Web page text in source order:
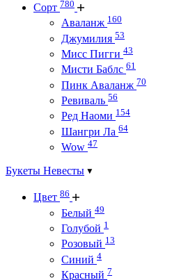
Сорт 780
Аваланж 160
Джумилия 53
Мисс Пигги 43
Мисти Баблс 61
Пинк Аваланж 70
Ревиваль 56
Ред Наоми 154
Шангри Ла 64
Wow 47
Букеты Невесты
Цвет 86
Белый 49
Голубой 1
Розовый 13
Синий 4
Красный 7